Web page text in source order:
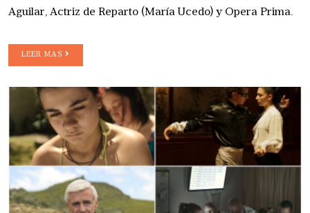
Aguilar, Actriz de Reparto (María Ucedo) y Opera Prima.
LEER MAS